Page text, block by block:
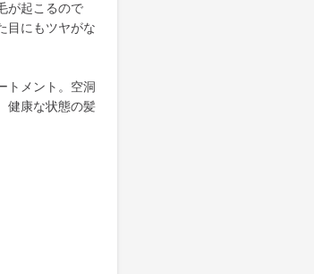
が起こるので
目にもツヤがな
トメント。空洞
健康な状態の髪